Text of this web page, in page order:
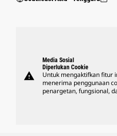
warning
Media Sosial
Diperlukan Cookie
Untuk mengaktifkan fitur
menerima penggunaan
penargetan, fungsional,